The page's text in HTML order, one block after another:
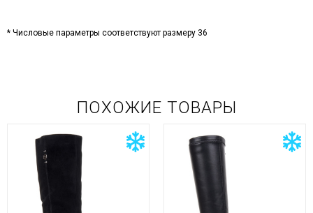
* Числовые параметры соответствуют размеру 36
ПОХОЖИЕ ТОВАРЫ